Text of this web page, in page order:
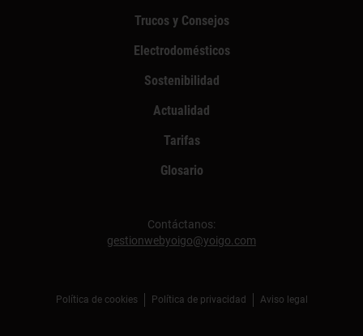
Trucos y Consejos
Electrodomésticos
Sostenibilidad
Actualidad
Tarifas
Glosario
Contáctanos:
gestionwebyoigo@yoigo.com
Política de cookies Política de privacidad Aviso legal